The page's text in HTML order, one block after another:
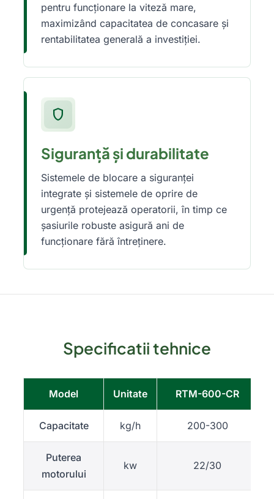
pentru funcționare la viteză mare,
maximizând capacitatea de concasare și
rentabilitatea generală a investiției.
shield
Siguranță și durabilitate
Sistemele de blocare a siguranței
integrate și sistemele de oprire de
urgență protejează operatorii, în timp ce
șasiurile robuste asigură ani de
funcționare fără întreținere.
Specificatii tehnice
Model Unitate RTM-600-CR
Capacitate kg/h 200-300
Puterea
motorului
kw 22/30